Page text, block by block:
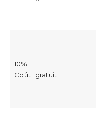
10%
Coût : gratuit